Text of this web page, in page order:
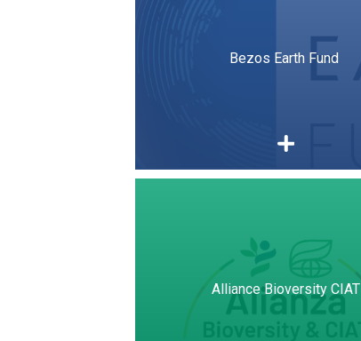
Bezos Earth Fund
Alliance Bioversity CIAT